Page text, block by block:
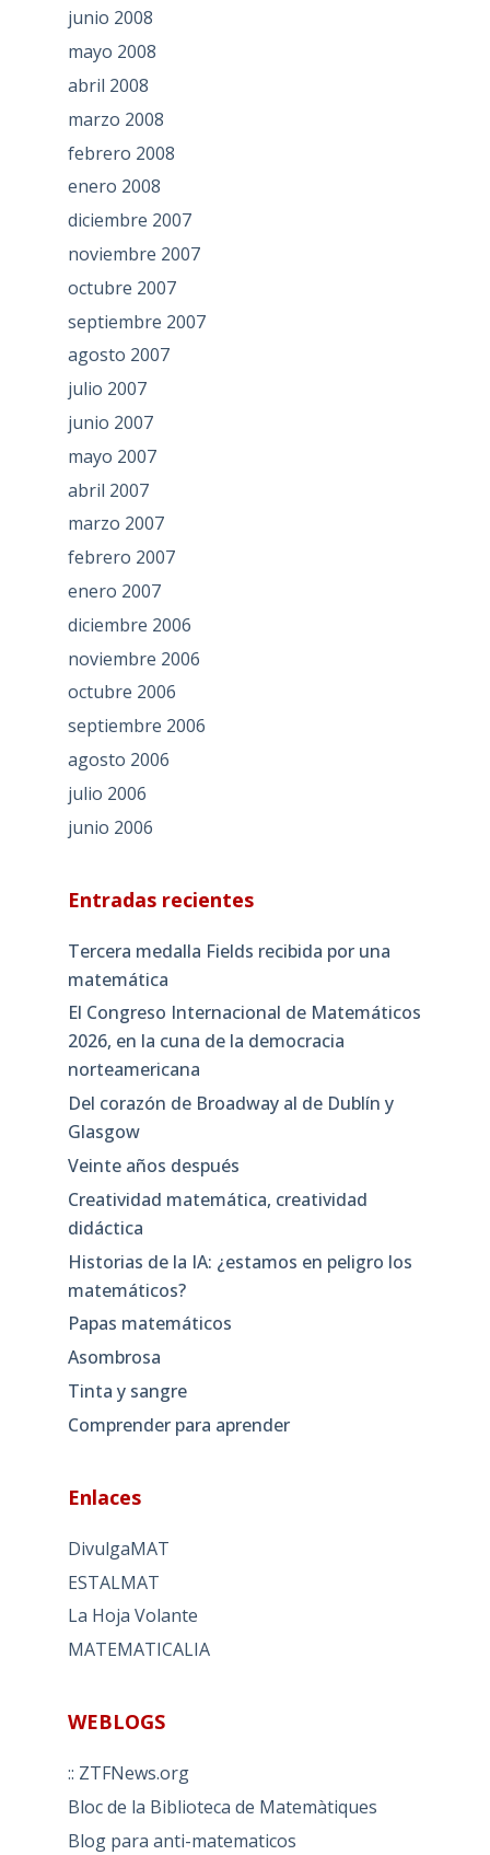
junio 2008
mayo 2008
abril 2008
marzo 2008
febrero 2008
enero 2008
diciembre 2007
noviembre 2007
octubre 2007
septiembre 2007
agosto 2007
julio 2007
junio 2007
mayo 2007
abril 2007
marzo 2007
febrero 2007
enero 2007
diciembre 2006
noviembre 2006
octubre 2006
septiembre 2006
agosto 2006
julio 2006
junio 2006
Entradas recientes
Tercera medalla Fields recibida por una
matemática
El Congreso Internacional de Matemáticos
2026, en la cuna de la democracia
norteamericana
Del corazón de Broadway al de Dublín y
Glasgow
Veinte años después
Creatividad matemática, creatividad
didáctica
Historias de la IA: ¿estamos en peligro los
matemáticos?
Papas matemáticos
Asombrosa
Tinta y sangre
Comprender para aprender
Enlaces
DivulgaMAT
ESTALMAT
La Hoja Volante
MATEMATICALIA
WEBLOGS
:: ZTFNews.org
Bloc de la Biblioteca de Matemàtiques
Blog para anti-matematicos